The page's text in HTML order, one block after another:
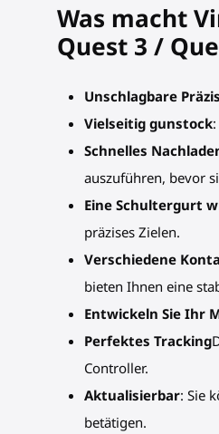
Was macht
Quest 3 /
Unschlagbare
Vielseitig gunstock
Schnelles
auszuführen, bevor
Eine Schultergurt
präzises Zielen.
Verschiedene
bieten Ihnen eine
Entwickeln Sie Ihr
Perfektes Tracking
Controller.
Aktualisierbar: Sie
betätigen.